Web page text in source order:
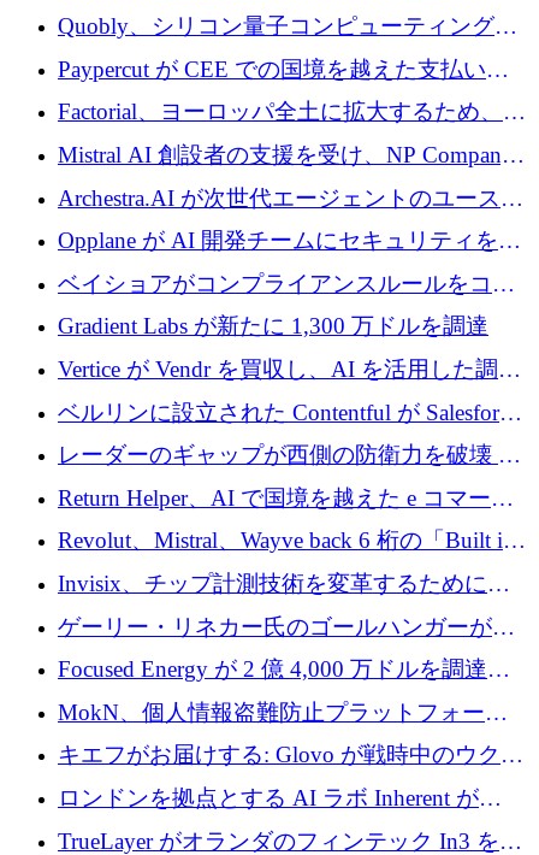
Xavier Niel が支援する共同 AI 受信箱を立ち上
げる
Quobly、シリコン量子コンピューティングの
商用化のためにシリーズ A で 1 億 1,500 万ユ
ーロを調達
Paypercut が CEE での国境を越えた支払いを
拡大するために 500 万ユーロを確保
Factorial、ヨーロッパ全土に拡大するため、25
億ドルの評価額で1億5,000万ドルのシリーズD
Mistral AI 創設者の支援を受け、NP Company
がエンジニアリング向け AI を推進するために
600 万ユーロのプレシードを確保
Archestra.AI が次世代エージェントのユースケ
ースを実現するために 1,000 万ドルを調達
Opplane が AI 開発チームにセキュリティをも
たらすために 450 万ユーロを調達
ベイショアがコンプライアンスルールをコー
ド化するために800万ドルを調達
Gradient Labs が新たに 1,300 万ドルを調達
Vertice が Vendr を買収し、AI を活用した調達
インテリジェンス プラットフォームを構築
ベルリンに設立された Contentful が Salesforce
に買収される
レーダーのギャップが西側の防衛力を破壊 —
そしてベルリンのチップスタートアップがそ
れを埋める
Return Helper、AI で国境を越えた e コマース
の返品を利益に変えるシリーズ A で 400 万ド
ルを調達
Revolut、Mistral、Wayve back 6 桁の「Built in
Europe」キャンペーン
Invisix、チップ計測技術を変革するために
2,000 万ユーロのシードラウンドを完了
ゲーリー・リネカー氏のゴールハンガーがVC
事業を開始
Focused Energy が 2 億 4,000 万ドルを調達、
TrueLayer が In3 を買収、ロンドンが首位の座
を奪還
MokN、個人情報盗難防止プラットフォーム
の成長のためにシリーズ A で 1,500 万ドルを
調達
キエフがお届けする: Glovo が戦時中のウクラ
イナで最も急速に成長する市場の 1 つをどの
ように拡大したか
ロンドンを拠点とする AI ラボ Inherent が
5,000 万ドルの資金調達でステルスから浮上
TrueLayer がオランダのフィンテック In3 を買